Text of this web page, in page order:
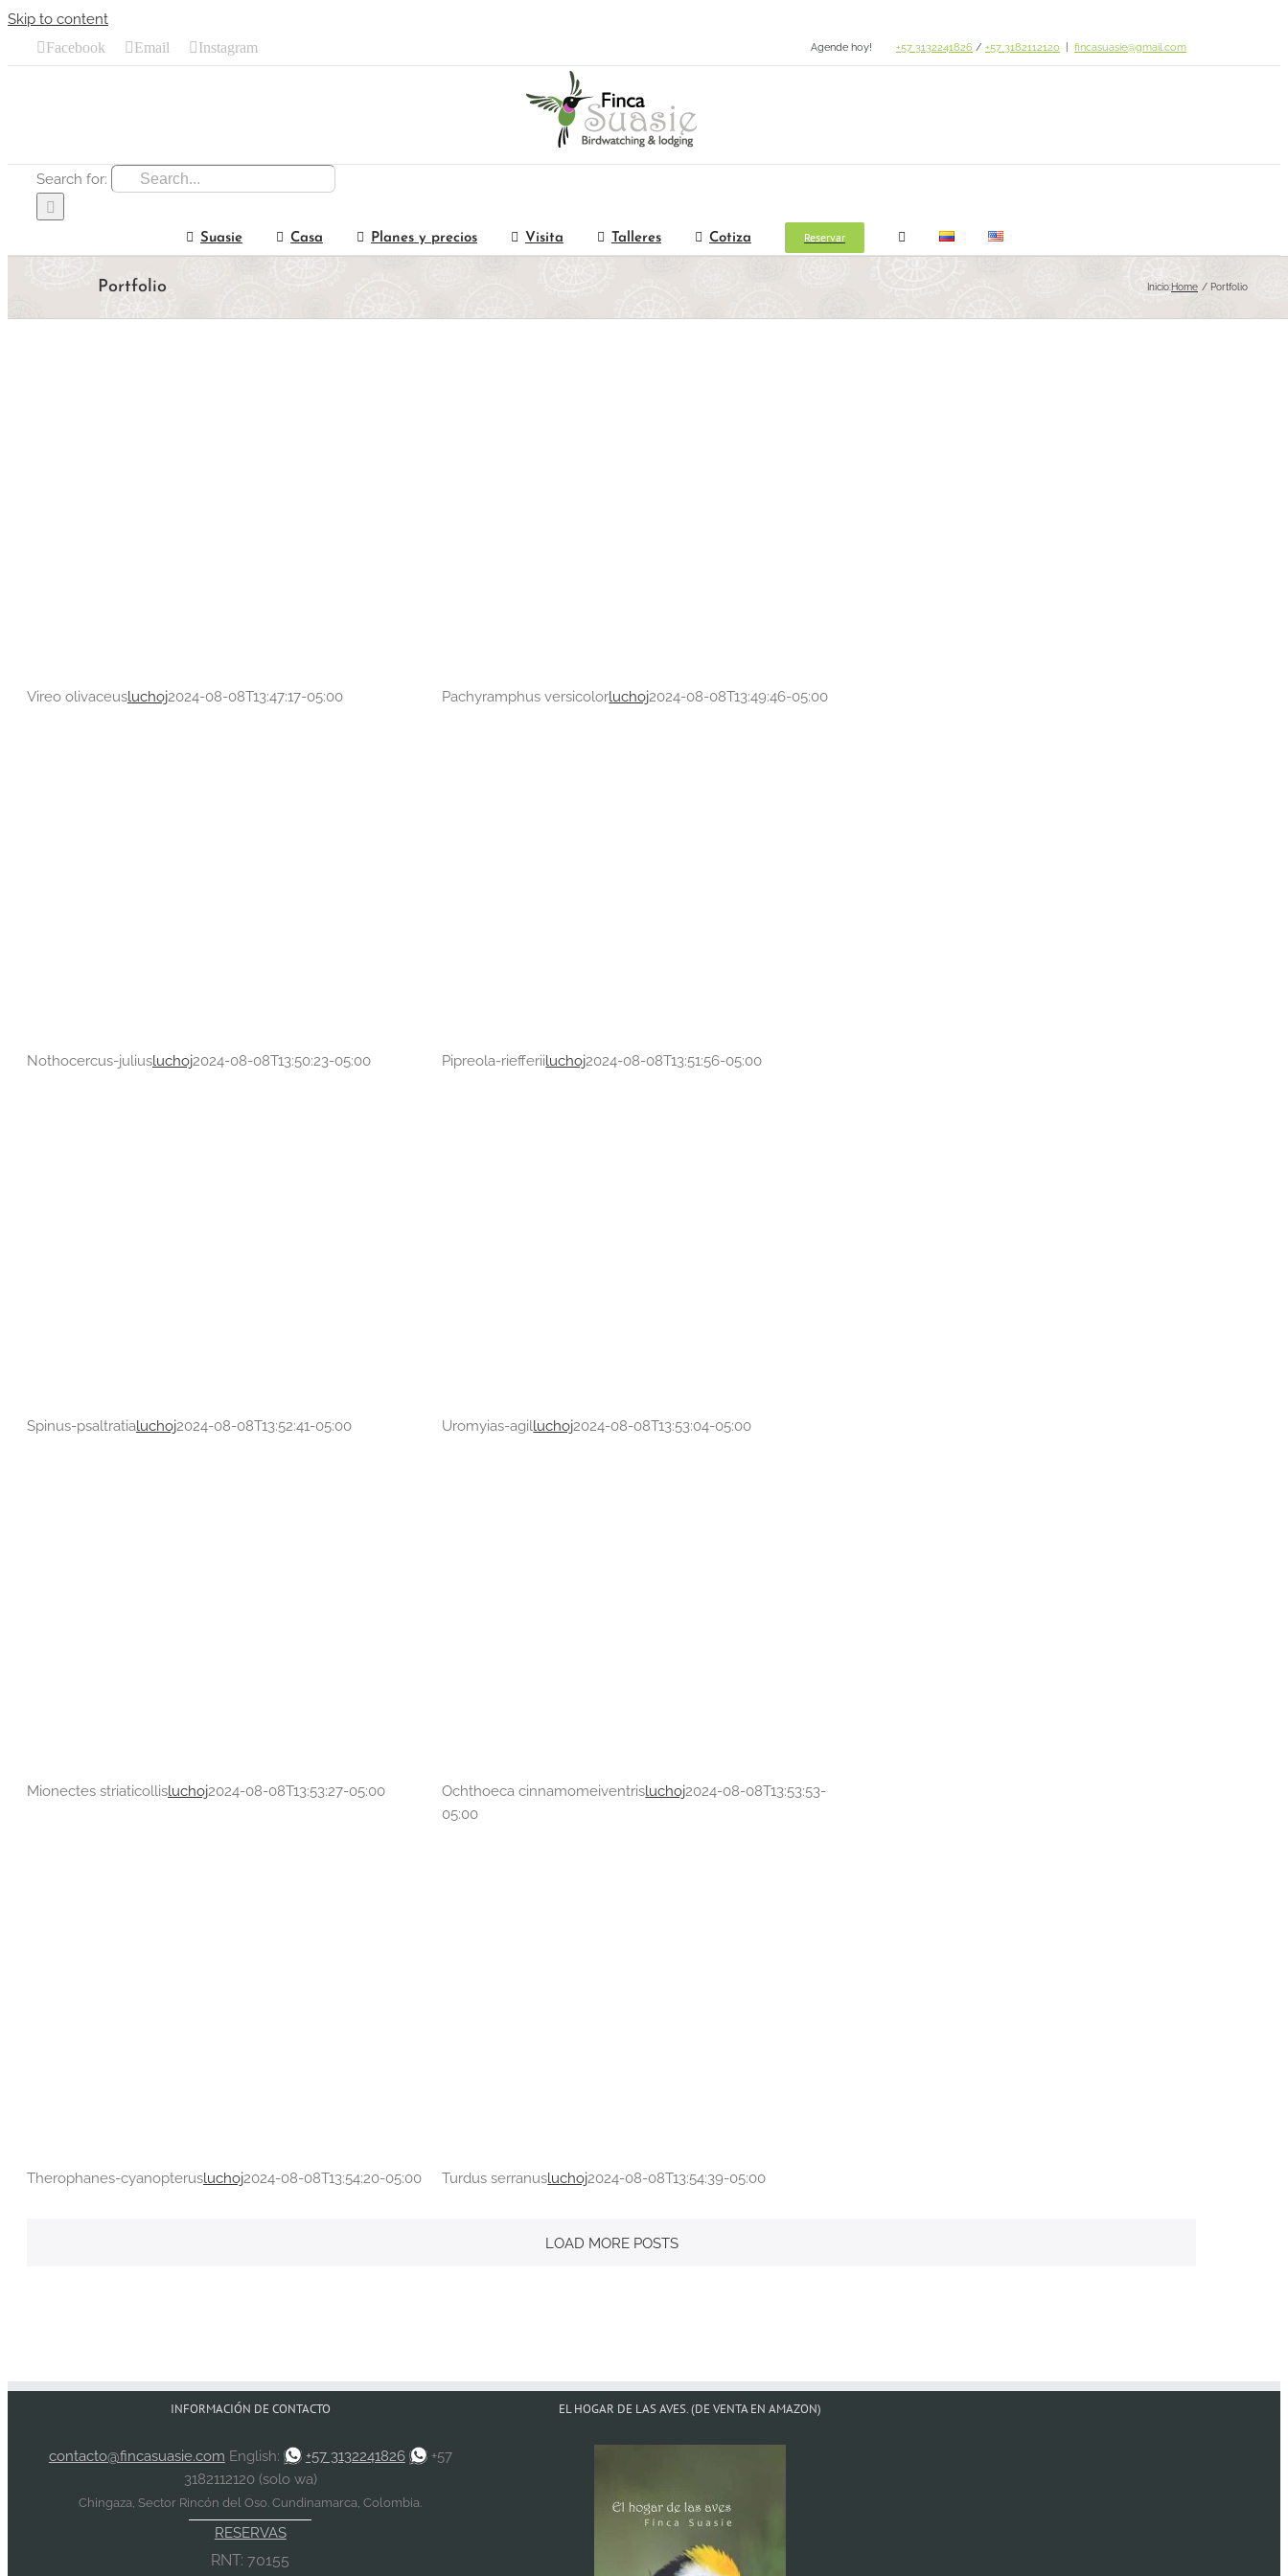
Skip to content
Facebook Email Instagram Agende hoy! +57 3132241826 / +57 3182112120 fincasuasie@gmail.com
Search for:
Suasie Casa Planes y precios Visita Talleres Cotiza Reservar
Portfolio Inicio:Home Portfolio
Vireo olivaceusluchoj2024-08-08T13:47:17-05:00 Pachyramphus versicolorluchoj2024-08-08T13:49:46-05:00
Nothocercus-juliusluchoj2024-08-08T13:50:23-05:00 Pipreola-riefferiiluchoj2024-08-08T13:51:56-05:00
Spinus-psaltratialuchoj2024-08-08T13:52:41-05:00 Uromyias-agilluchoj2024-08-08T13:53:04-05:00
Mionectes striaticollisluchoj2024-08-08T13:53:27-05:00 Ochthoeca cinnamomeiventrisluchoj2024-08-08T13:53:53-
05:00
Therophanes-cyanopterusluchoj2024-08-08T13:54:20-05:00 Turdus serranusluchoj2024-08-08T13:54:39-05:00
LOAD MORE POSTS
INFORMACIÓN DE CONTACTO
contacto@fincasuasie.com English: +57 3132241826
+57
3182112120 (solo wa)
Chingaza, Sector Rincón del Oso. Cundinamarca, Colombia.
RESERVAS
RNT: 70155
EL HOGAR DE LAS AVES. (DE VENTA EN AMAZON)